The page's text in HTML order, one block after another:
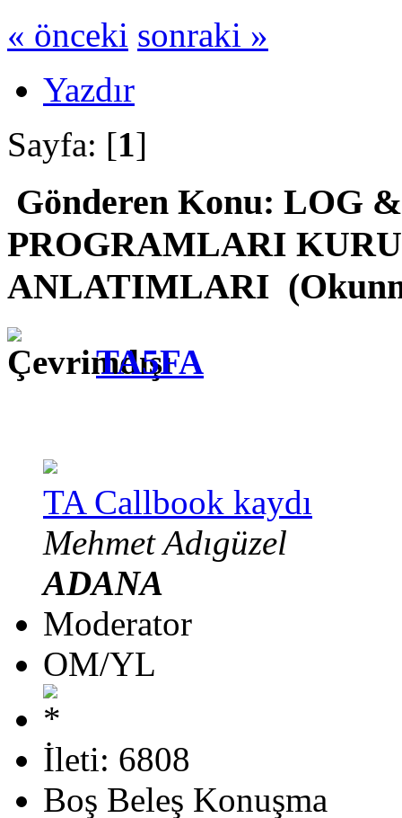
« önceki sonraki »
Yazdır
Sayfa: [1]
Gönderen Konu: LOG
PROGRAMLARI
ANLATIMLARI
TA5FA
TA Callbook kaydı
Mehmet Adıgüzel
ADANA
Moderator
OM/YL
İleti: 6808
Boş Beleş Konuşma